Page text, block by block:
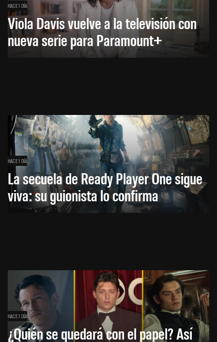
HACE 1 DÍA
Viola Davis vuelve a la televisión con
nueva serie para Paramount+
HACE 1 DÍA
La secuela de Ready Player One sigue
viva: su guionista lo confirma
HACE 1 DÍA
¿Quién se quedará con el papel? Así